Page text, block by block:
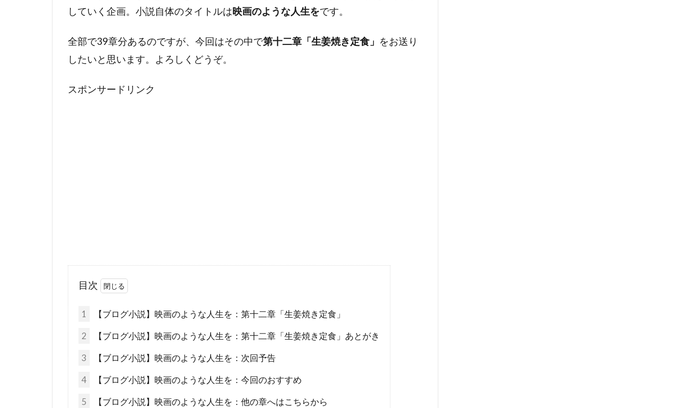
していく企画。小説自体のタイトルは映画のような人生をです。
全部で39章分あるのですが、今回はその中で第十二章「生姜焼き定食」 をお送り
したいと思います。よろしくどうぞ。
スポンサードリンク
目次
1 【ブログ小説】映画のような人生を：第十二章「生姜焼き定食」
2 【ブログ小説】映画のような人生を：第十二章「生姜焼き定食」あとがき
3 【ブログ小説】映画のような人生を：次回予告
4 【ブログ小説】映画のような人生を：今回のおすすめ
5 【ブログ小説】映画のような人生を：他の章へはこちらから